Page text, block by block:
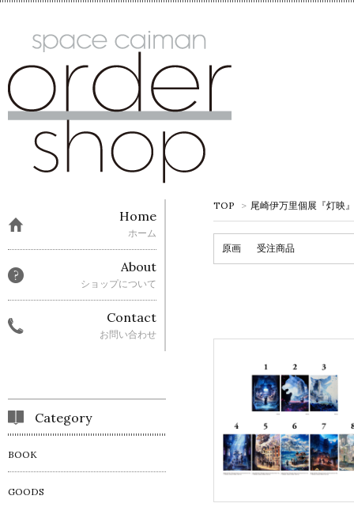
TOP > 尾崎伊万里個展『灯映』
原画 受注商品
Home
ホーム
About
ショップについて
Contact
お問い合わせ
Category
BOOK
GOODS